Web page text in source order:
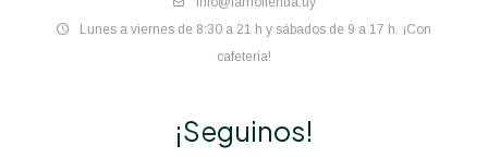
Lunes a viernes de 8:30 a 21 h y sábados de 9 a 17 h. ¡Con
cafetería!
¡Seguinos!